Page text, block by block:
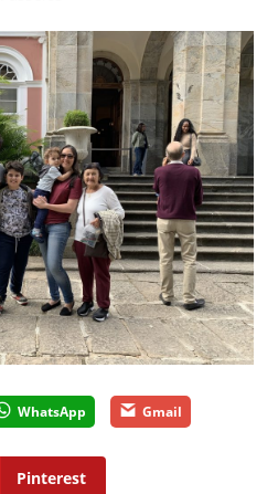
WhatsApp Gmail
Pinterest